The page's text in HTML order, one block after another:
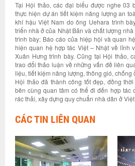
Tại Hội thảo, các đại biểu được nghe 03
thực hiện dự án tiết kiệm năng lượng an
khí hậu Việt Nam do ông Uehara trình
triển nhà ở của Nhật Bản và chất lượng
trình bày; Báo cáo của hiệp hội và quan
hiện quan hệ hợp tác Việt – Nhật về lĩnh
Xuân Hưng trình bày. Cũng tại Hội thảo,
trao đổi thảo luận về những vấn đề liên
liệu, tiết kiệm năng lượng, thông gió, chống
Hội thảo đã thành công tốt đẹp, đồng
bên cùng quan tâm có thể đi đến hợp tác
rác thải, xây dựng quy chuẩn nhà dân ở Việt
CÁC TIN LIÊN QUAN